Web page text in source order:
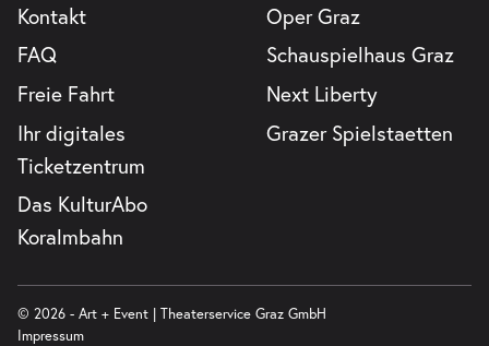
Kontakt
FAQ
Freie Fahrt
Ihr digitales
Ticketzentrum
Das KulturAbo
Koralmbahn
Oper Graz
Schauspielhaus Graz
Next Liberty
Grazer Spielstaetten
© 2026 - Art + Event | Theaterservice Graz GmbH
Impressum